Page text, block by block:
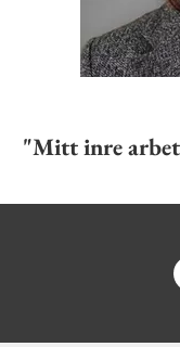
"Mitt inre